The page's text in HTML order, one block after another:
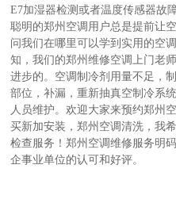
E7加湿器检测或者温度传感器故
聪明的郑州空调用户总是提前让
问我们在哪里可以学到实用的空
知，我们的郑州维修空调上门老
进步的。空调制冷剂用量不足，
部位，补漏，重新抽真空制冷系
人员维护。欢迎大家来预约郑州
买新加安装，郑州空调清洗，我
检查服务！郑州空调维修服务明
企事业单位的认可和好评。